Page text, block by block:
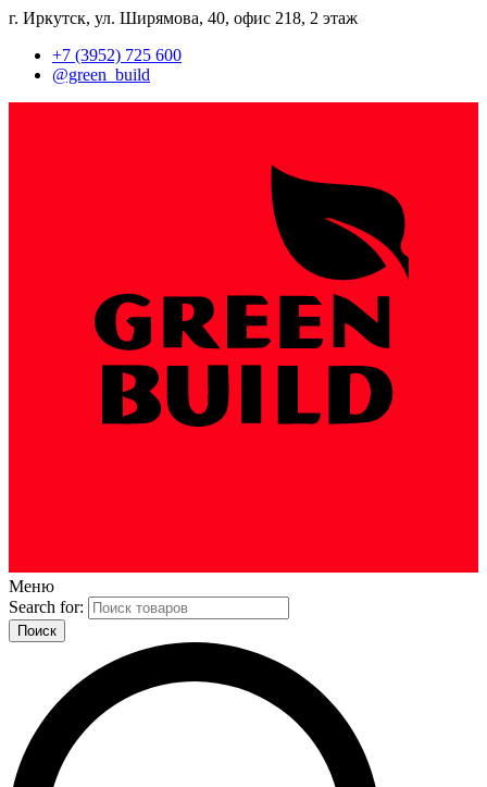
​г. Иркутск, ул. Ширямова, 40, ​офис 218, 2 этаж
​+7 (3952) 725 600
​@green_build
Меню
Search for: